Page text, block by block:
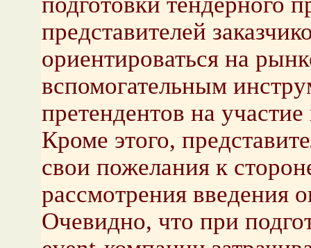
представителей
ориентироваться на
вспомогательным
претендентов на участие
Кроме этого,
свои пожелания к
рассмотрения введения
Очевидно, что при